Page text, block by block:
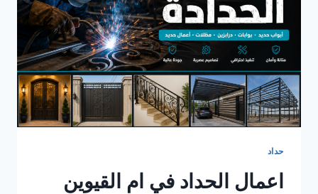
حداد
اعمال الحداد في ام القيوين